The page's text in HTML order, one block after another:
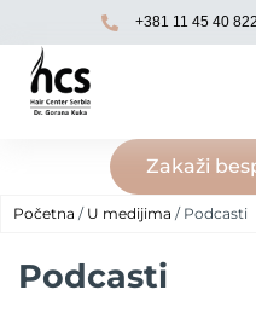
+381 11 45 40 822
Zakaži
Početna / U medijima / Podcasti
Podcasti